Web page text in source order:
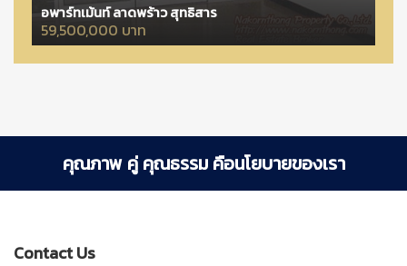
อพาร์ทเม้นท์ ลาดพร้าว สุทธิสาร
59,500,000 บาท
คุณภาพ คู่ คุณธรรม คือนโยบายของเรา
Contact Us